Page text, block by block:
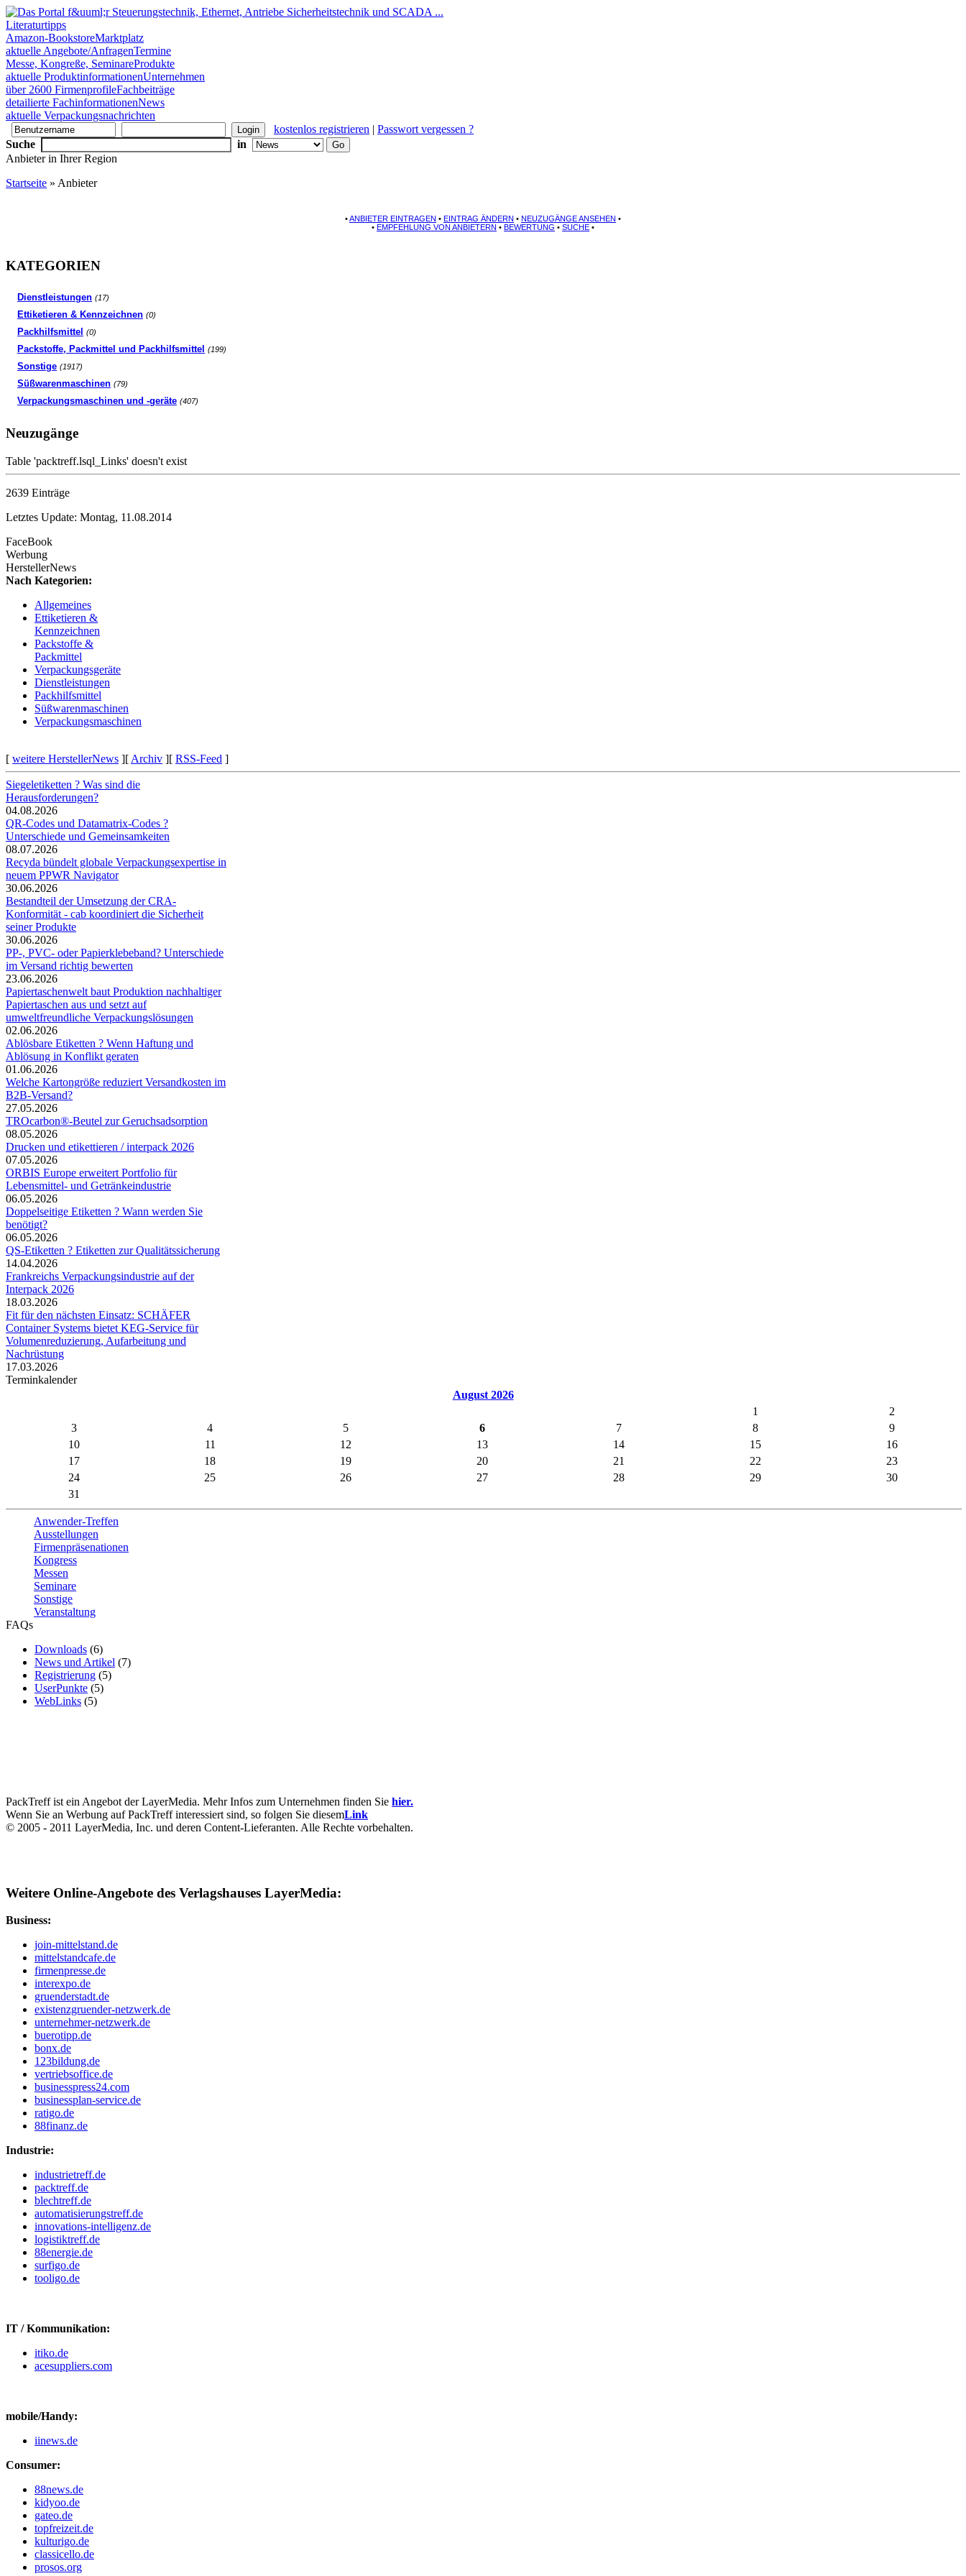
Literaturtipps
Amazon-BookstoreMarktplatz
aktuelle Angebote/AnfragenTermine
Messe, Kongreße, SeminareProdukte
aktuelle ProduktinformationenUnternehmen
über 2600 FirmenprofileFachbeiträge
detailierte FachinformationenNews
aktuelle Verpackungsnachrichten
kostenlos registrieren | Passwort vergessen ?
Suche
in
Anbieter in Ihrer Region
Startseite » Anbieter
•ANBIETER EINTRAGEN • EINTRAG ÄNDERN • NEUZUGÄNGE ANSEHEN •
• EMPFEHLUNG VON ANBIETERN • BEWERTUNG • SUCHE •
KATEGORIEN
Dienstleistungen (17)
Ettiketieren & Kennzeichnen (0)
Packhilfsmittel (0)
Packstoffe, Packmittel und Packhilfsmittel (199)
Sonstige (1917)
Süßwarenmaschinen (79)
Verpackungsmaschinen und -geräte (407)
Neuzugänge
Table 'packtreff.lsql_Links' doesn't exist
2639 Einträge
Letztes Update: Montag, 11.08.2014
FaceBook
Werbung
HerstellerNews
Nach Kategorien:
Allgemeines
Ettiketieren &
Kennzeichnen
Packstoffe &
Packmittel
Verpackungsgeräte
Dienstleistungen
Packhilfsmittel
Süßwarenmaschinen
Verpackungsmaschinen
[ weitere HerstellerNews ][ Archiv ][ RSS-Feed ]
Siegeletiketten ? Was sind die
Herausforderungen?
04.08.2026
QR-Codes und Datamatrix-Codes ?
Unterschiede und Gemeinsamkeiten
08.07.2026
Recyda bündelt globale Verpackungsexpertise in
neuem PPWR Navigator
30.06.2026
Bestandteil der Umsetzung der CRA-
Konformität - cab koordiniert die Sicherheit
seiner Produkte
30.06.2026
PP-, PVC- oder Papierklebeband? Unterschiede
im Versand richtig bewerten
23.06.2026
Papiertaschenwelt baut Produktion nachhaltiger
Papiertaschen aus und setzt auf
umweltfreundliche Verpackungslösungen
02.06.2026
Ablösbare Etiketten ? Wenn Haftung und
Ablösung in Konflikt geraten
01.06.2026
Welche Kartongröße reduziert Versandkosten im
B2B-Versand?
27.05.2026
TROcarbon®-Beutel zur Geruchsadsorption
08.05.2026
Drucken und etikettieren / interpack 2026
07.05.2026
ORBIS Europe erweitert Portfolio für
Lebensmittel- und Getränkeindustrie
06.05.2026
Doppelseitige Etiketten ? Wann werden Sie
benötigt?
06.05.2026
QS-Etiketten ? Etiketten zur Qualitätssicherung
14.04.2026
Frankreichs Verpackungsindustrie auf der
Interpack 2026
18.03.2026
Fit für den nächsten Einsatz: SCHÄFER
Container Systems bietet KEG-Service für
Volumenreduzierung, Aufarbeitung und
Nachrüstung
17.03.2026
Terminkalender
August 2026
1
2
3
4 5 6 7 8
9
10
11 12 13 14 15
16
17
18 19 20 21 22
23
24
25 26 27 28 29
30
31
Anwender-Treffen
Ausstellungen
Firmenpräsenationen
Kongress
Messen
Seminare
Sonstige
Veranstaltung
FAQs
Downloads (6)
News und Artikel (7)
Registrierung (5)
UserPunkte (5)
WebLinks (5)
PackTreff ist ein Angebot der LayerMedia. Mehr Infos zum Unternehmen finden Sie hier.
Wenn Sie an Werbung auf PackTreff interessiert sind, so folgen Sie diesemLink
© 2005 - 2011 LayerMedia, Inc. und deren Content-Lieferanten. Alle Rechte vorbehalten.
Weitere Online-Angebote des Verlagshauses LayerMedia:
Business:
join-mittelstand.de
mittelstandcafe.de
firmenpresse.de
interexpo.de
gruenderstadt.de
existenzgruender-netzwerk.de
unternehmer-netzwerk.de
buerotipp.de
bonx.de
123bildung.de
vertriebsoffice.de
businesspress24.com
businessplan-service.de
ratigo.de
88finanz.de
Industrie:
industrietreff.de
packtreff.de
blechtreff.de
automatisierungstreff.de
innovations-intelligenz.de
logistiktreff.de
88energie.de
surfigo.de
tooligo.de
IT / Kommunikation:
itiko.de
acesuppliers.com
mobile/Handy:
iinews.de
Consumer:
88news.de
kidyoo.de
gateo.de
topfreizeit.de
kulturigo.de
classicello.de
prosos.org